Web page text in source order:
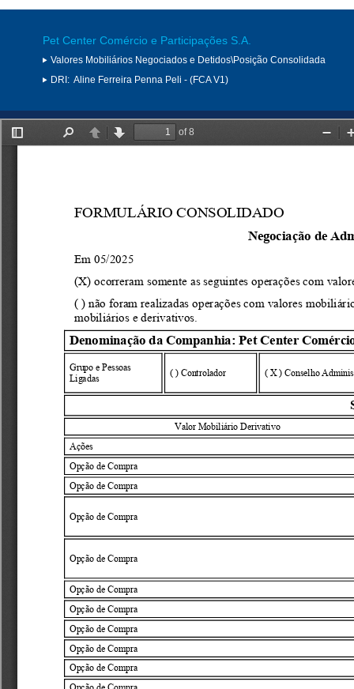
Pet Center Comércio e Participações S.A.
Valores Mobiliários Negociados e Detidos\Posição Consolidada
DRI: Aline Ferreira Penna Peli - (FCA V1)